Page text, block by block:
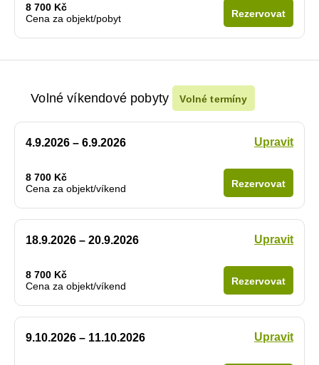
8 700 Kč
Cena za objekt/pobyt
Rezervovat
Volné víkendové pobyty Volné termíny
4.9.2026 – 6.9.2026 Upravit
8 700 Kč
Cena za objekt/víkend
Rezervovat
18.9.2026 – 20.9.2026 Upravit
8 700 Kč
Cena za objekt/víkend
Rezervovat
9.10.2026 – 11.10.2026 Upravit